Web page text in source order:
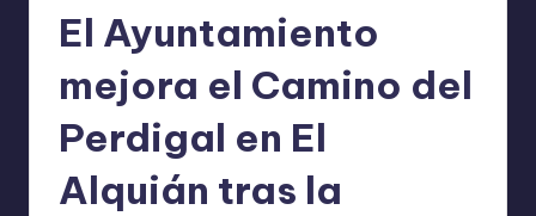
El Ayuntamiento
mejora el Camino del
Perdigal en El
Alquián tras la